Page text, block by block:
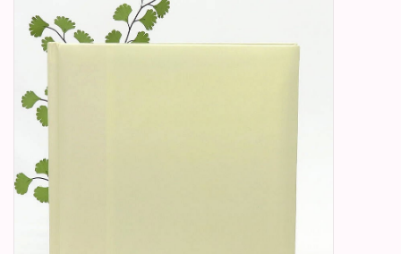
Jubileum
Geboorte, Doop en
Communie